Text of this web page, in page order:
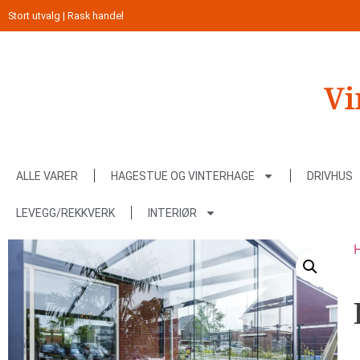
Stort utvalg | Rask handel
ALLE VARER HAGESTUE OG VINTERHAGE DRIVHUS
LEVEGG/REKKVERK INTERIØR